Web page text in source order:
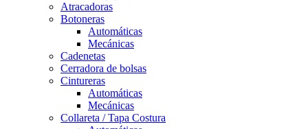
Atracadoras
Botoneras
Automáticas
Mecánicas
Cadenetas
Cerradora de bolsas
Cintureras
Automáticas
Mecánicas
Collareta / Tapa Costura